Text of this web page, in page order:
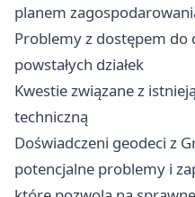
planem
Problemy z dostępem
powstałych działek
Kwestie związane z
techniczną
Doświadczeni geodeci z
potencjalne problemy i